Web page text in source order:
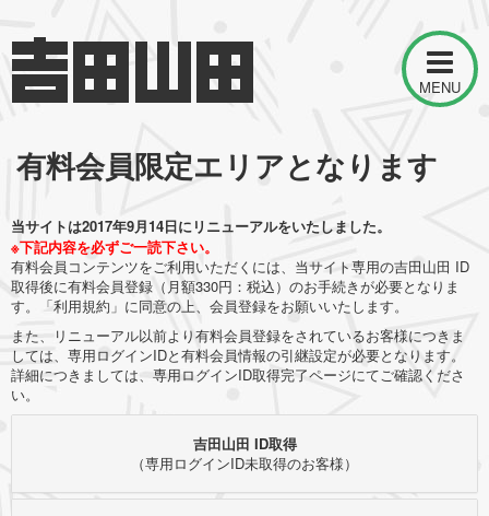
MENU
有料会員限定エリアとなります
当サイトは2017年9月14日にリニューアルをいたしました。
※下記内容を必ずご一読下さい。
有料会員コンテンツをご利用いただくには、当サイト専用の吉田山田 ID
取得後に有料会員登録（月額330円：税込）のお手続きが必要となりま
す。「利用規約」に同意の上、会員登録をお願いいたします。
また、リニューアル以前より有料会員登録をされているお客様につきま
しては、専用ログインIDと有料会員情報の引継設定が必要となります。
詳細につきましては、専用ログインID取得完了ページにてご確認くださ
い。
吉田山田 ID取得
（専用ログインID未取得のお客様）